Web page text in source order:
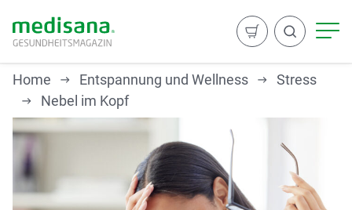
Suchen
Home Entspannung und Wellness
Stress
Nebel im Kopf